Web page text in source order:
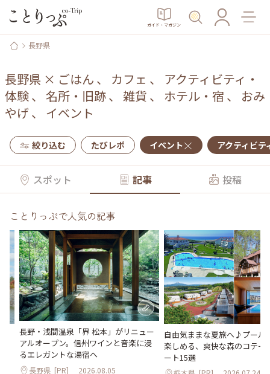
ガイド・マガジン
長野県
長野県 × ごはん 、 カフェ 、 アクティビティ・
体験、 名所・旧跡、 雑貨 、 ホテル・宿 、 おみ
やげ 、 イベント
絞り込む たびレポ イベント アクティビテ
スポット 記事 投稿
ことりっぷで人気の記事
長野・浅間温泉「界 松本」がリニュー
アルオープン。信州ワインと音楽に浸
るエレガントな湯宿へ
長野県 [PR] 2026.08.05
自由気ままな夏旅へ♪プール
楽しめる、爽快な森のコテー
ート15選